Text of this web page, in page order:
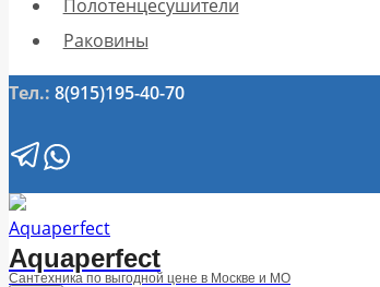
Полотенцесушители
Раковины
Тел.: 8(915)195-40-70
Aquaperfect
Сантехника по выгодной цене в Москве и МО